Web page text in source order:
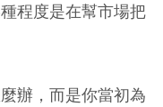
程度是在幫市場把
辦，而是你當初為